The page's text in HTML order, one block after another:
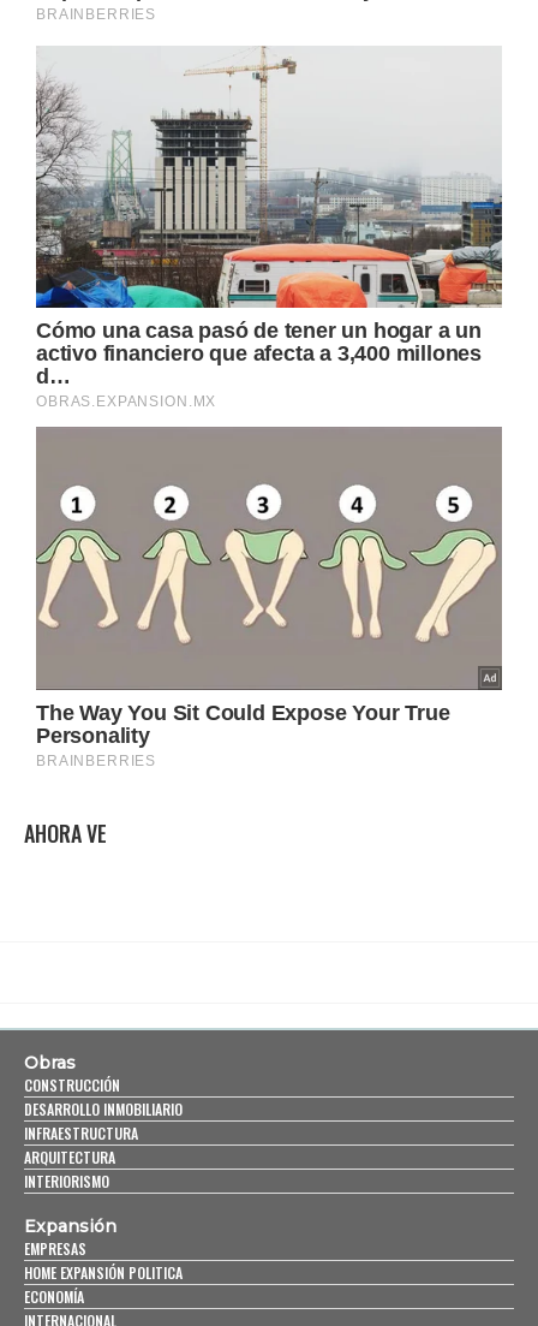
AHORA VE
Obras
CONSTRUCCIÓN
DESARROLLO INMOBILIARIO
INFRAESTRUCTURA
ARQUITECTURA
INTERIORISMO
Expansión
EMPRESAS
HOME EXPANSIÓN POLITICA
ECONOMÍA
INTERNACIONAL